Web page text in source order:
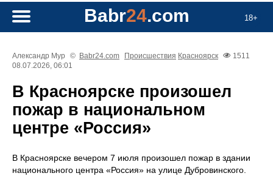
18+
Babr24.com
Александр Мур © Babr24.com Происшествия Красноярск
1511
08.07.2026, 06:01
В Красноярске произошел
пожар в национальном
центре «Россия»
В Красноярске вечером 7 июля произошел пожар в здании
национального центра «Россия» на улице Дубровинского.